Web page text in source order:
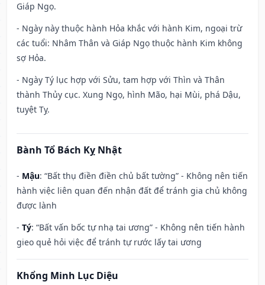
Giáp Ngọ.
- Ngày này thuộc hành Hỏa khắc với hành Kim, ngoại trừ
các tuổi: Nhâm Thân và Giáp Ngọ thuộc hành Kim không
sợ Hỏa.
- Ngày Tý lục hợp với Sửu, tam hợp với Thìn và Thân
thành Thủy cục. Xung Ngọ, hình Mão, hại Mùi, phá Dậu,
tuyệt Tỵ.
Bành Tổ Bách Kỵ Nhật
- Mậu: “Bất thụ điền điền chủ bất tường” - Không nên tiến
hành việc liên quan đến nhận đất để tránh gia chủ không
được lành
- Tý: “Bất vấn bốc tự nhạ tai ương” - Không nên tiến hành
gieo quẻ hỏi việc để tránh tự rước lấy tai ương
Khổng Minh Lục Diệu